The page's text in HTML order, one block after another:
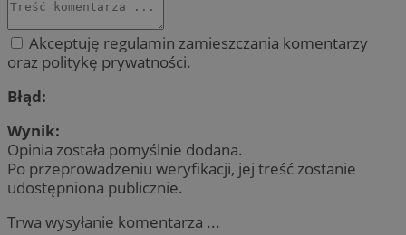
Akceptuję regulamin zamieszczania komentarzy
oraz politykę prywatności.
Błąd:
Wynik:
Opinia została pomyślnie dodana.
Po przeprowadzeniu weryfikacji, jej treść zostanie
udostępniona publicznie.
Trwa wysyłanie komentarza ...